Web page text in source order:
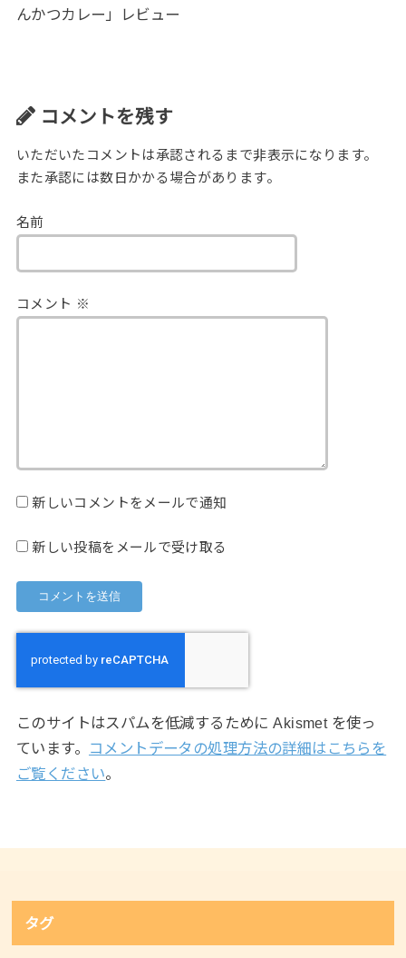
んかつカレー」レビュー
コメントを残す
いただいたコメントは承認されるまで非表示になります。
また承認には数日かかる場合があります。
名前
コメント ※
新しいコメントをメールで通知
新しい投稿をメールで受け取る
このサイトはスパムを低減するために Akismet を使っ
ています。
コメントデータの処理方法の詳細はこちらを
ご覧ください。
タグ